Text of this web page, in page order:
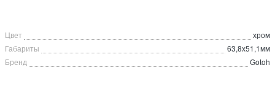
Цвет
хром
Габариты
63,8х51,1мм
Бренд
Gotoh